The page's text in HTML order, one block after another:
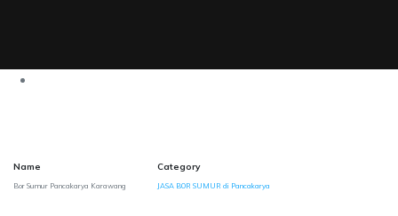
Name
Bor Sumur Pancakarya Karawang
Category
JASA BOR SUMUR di Pancakarya